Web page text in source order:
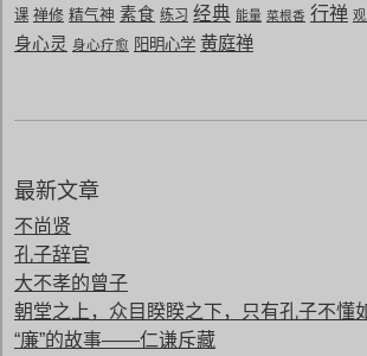
课 禅修 精气神 素食 练习 经典 能量 菜根香 行禅
身心灵 身心疗愈 阳明心学 黄庭禅
最新文章
不尚贤
孔子辞官
大不孝的曾子
朝堂之上，众目睽睽之下，只有孔子不懂
“廉”的故事——仁谦斥藏